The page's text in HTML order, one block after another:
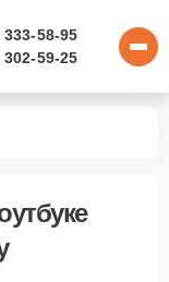
333-58-95
302-59-25